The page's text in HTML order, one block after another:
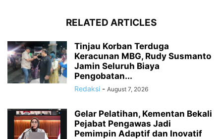
RELATED ARTICLES
Tinjau Korban Terduga
Keracunan MBG, Rudy Susmanto
Jamin Seluruh Biaya
Pengobatan...
Redaksi - August 7, 2026
Gelar Pelatihan, Kementan Bekali
Pejabat Pengawas Jadi
Pemimpin Adaptif dan Inovatif